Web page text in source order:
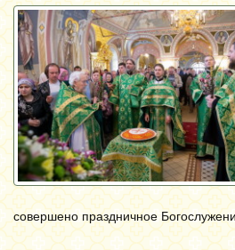
совершено праздничное